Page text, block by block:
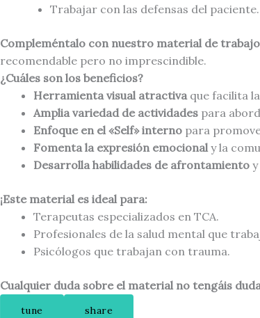
Trabajar con las defensas del paciente.
Compleméntalo con nuestro material de
recomendable pero no imprescindible.
¿Cuáles son los beneficios?
Herramienta visual atractivaque facilita
Amplia variedad de actividadespara
Enfoque en el «Self» internopara
Fomenta la expresión emocionaly la
Desarrolla habilidades de afrontamientoy
¡Este material es ideal para:
Terapeutas especializados en TCA.
Profesionales de la salud mental que
Psicólogos que trabajan con trauma.
Cualquier duda sobre el material no tengáis
tune share